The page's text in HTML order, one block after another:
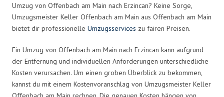
Umzug von Offenbach am Main nach Erzincan? Keine Sorge,
Umzugsmeister Keller Offenbach am Main aus Offenbach am Main
bietet dir professionelle Umzugsservices zu fairen Preisen.
Ein Umzug von Offenbach am Main nach Erzincan kann aufgrund
der Entfernung und individuellen Anforderungen unterschiedliche
Kosten verursachen. Um einen groben Überblick zu bekommen,
kannst du mit einem Kostenvoranschlag von Umzugsmeister Keller